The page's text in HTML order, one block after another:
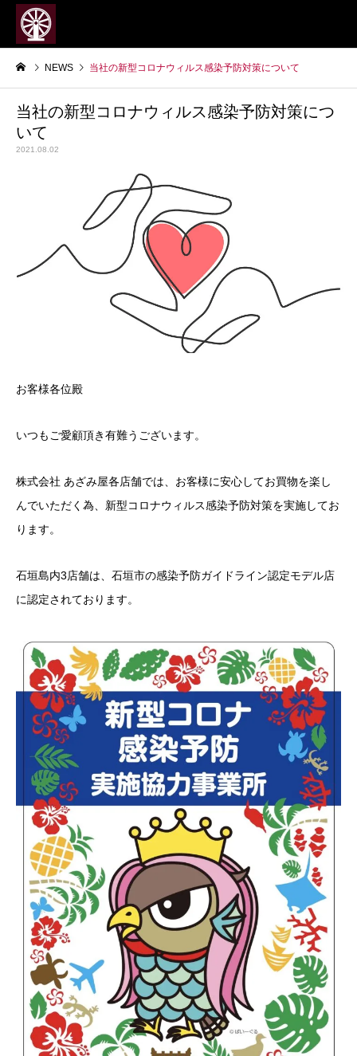
NEWS 当社の新型コロナウィルス感染予防対策について
当社の新型コロナウィルス感染予防対策につ
いて
2021.08.02
お客様各位殿
いつもご愛顧頂き有難うございます。
株式会社 あざみ屋各店舗では、お客様に安心してお買物を楽し
んでいただく為、新型コロナウィルス感染予防対策を実施してお
ります。
石垣島内3店舗は、石垣市の感染予防ガイドライン認定モデル店
に認定されております。